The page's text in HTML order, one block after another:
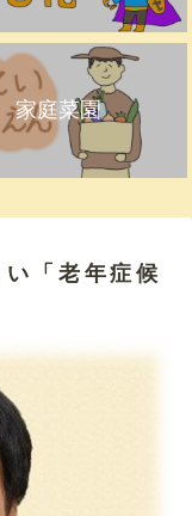
家庭菜園
「老年症候